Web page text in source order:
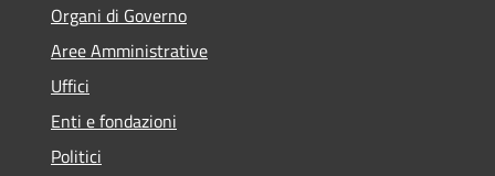
Organi di Governo
Aree Amministrative
Uffici
Enti e fondazioni
Politici